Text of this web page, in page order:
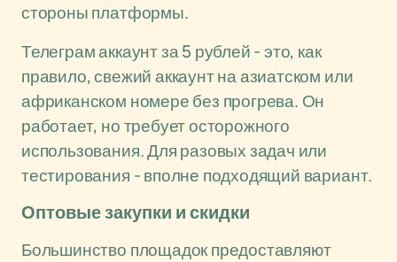
стороны платформы.
Телеграм аккаунт за 5 рублей - это, как
правило, свежий аккаунт на азиатском или
африканском номере без прогрева. Он
работает, но требует осторожного
использования. Для разовых задач или
тестирования - вполне подходящий вариант.
Оптовые закупки и скидки
Большинство площадок предоставляют